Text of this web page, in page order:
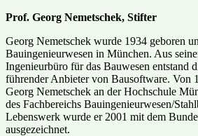
Prof. Georg Nemetschek, Stifter
Georg Nemetschek wurde 1934 geboren
Bauingenieurwesen in München. Aus
Ingenieurbüro für das Bauwesen entstand
führender Anbieter von Bausoftware. Von
Georg Nemetschek an der Hoch­schule
des Fachbereichs Bauingenieurwesen/
Lebenswerk wurde er 2001 mit dem
ausgezeichnet.